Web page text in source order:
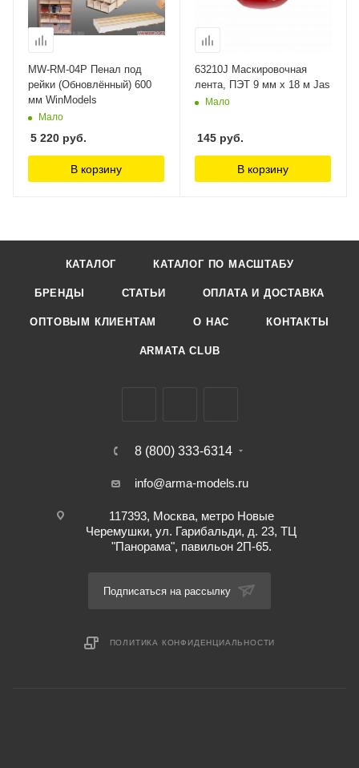
MW-RM-04P Пенал под
рейки (Обновлённый) 600
мм WinModels
Мало
5 220 руб.
В корзину
63210J Маскировочная
лента, ПЭТ 9 мм х 18 м Jas
Мало
145 руб.
В корзину
КАТАЛОГ КАТАЛОГ ПО МАСШТАБУ
БРЕНДЫ СТАТЬИ ОПЛАТА И ДОСТАВКА
ОПТОВЫМ КЛИЕНТАМ О НАС КОНТАКТЫ
ARMATA CLUB
8 (800) 333-6314
info@arma-models.ru
117393, Москва, метро Новые
Черемушки, ул. Гарибальди, д. 23, ТЦ
"Панорама", павильон 2П-65.
Подписаться на рассылку
ПОЛИТИКА КОНФИДЕНЦИАЛЬНОСТИ